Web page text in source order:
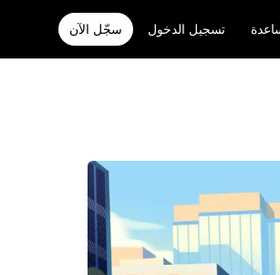
تسجيل الدخول سجّل الآن